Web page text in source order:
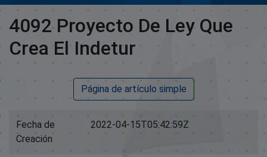
Nosotros
4092 Proyecto De Ley Que
Crea El Indetur
Página de artículo simple
Fecha de
Creación
2022-04-15T05:42:59Z